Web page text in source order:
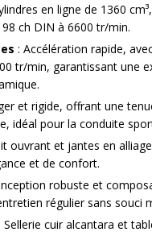
en ligne de 1360
ch DIN à 6600 tr/min.
: Accélération rapide,
tr/min, garantissant une
et rigide, offrant une
idéal pour la conduite
ouvrant et jantes en
et de confort.
robuste et
régulier sans souci
Sellerie cuir alcantara et